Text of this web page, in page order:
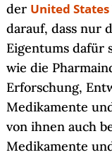
der United
darauf, dass nur
Eigentums dafür
wie die
Erforschung,
Medikamente
von ihnen auch
Medikamente